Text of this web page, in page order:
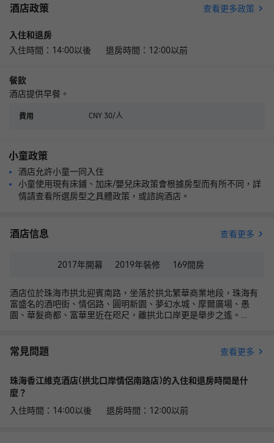
酒店政策 查看更多政策
入住和退房
入住時間：14:00以後 退房時間：12:00以前
餐飲
酒店提供早餐。
費用 CNY 30/人
小童政策
酒店允許小童一同入住
小童使用現有床鋪、加床/嬰兒床政策會根據房型而有所不同，詳
情請查看所選房型之具體政策，或諮詢酒店。
酒店信息 查看更多
2017年開幕 2019年裝修 169間房
酒店位於珠海市拱北迎賓南路，坐落於拱北繁華商業地段，珠海有
富盛名的酒吧街、情侶路、圓明新園、夢幻水城、摩爾廣場、愚
園、華髮商都、富華里近在咫尺，離拱北口岸更是舉步之遙。
城市，交通便捷。
酒店客房寬敞舒適，設有客房兩百餘間，房間配備有50寸平面液晶
內設大型停車場，周邊餐飲娛樂設施齊全，地理位置優越，是商務
旅行和休閒度假的優選之地。
常見問題 查看更多
珠海香江維克酒店(拱北口岸情侶南路店)的入住和退房時間是什
麼？
入住時間：14:00以後 退房時間：12:00以前